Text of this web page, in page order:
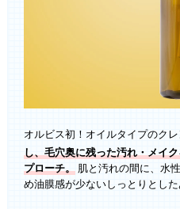
オルビス初！オイルタイプのクレ
し、毛穴奥に残った汚れ・メイ
プローチ。 肌と汚れの間に、水
め油膜感が少ないしっとりとした